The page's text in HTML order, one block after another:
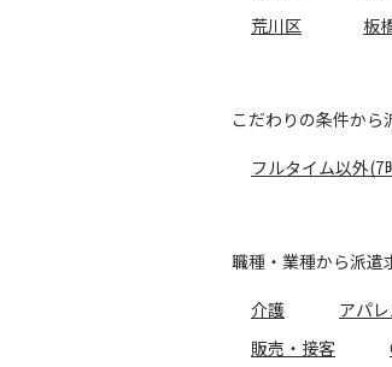
荒川区
板
こだわりの条件から
フルタイム以外(7
職種・業種から派遣
介護
アパ
販売・接客